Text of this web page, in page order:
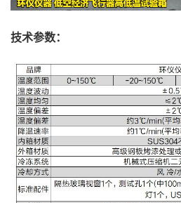
技术参数：